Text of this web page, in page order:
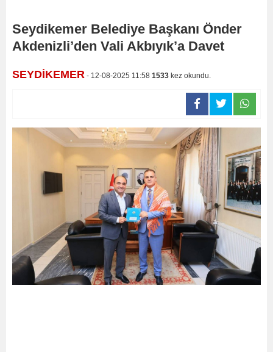
Seydikemer Belediye Başkanı Önder
Akdenizli’den Vali Akbıyık’a Davet
SEYDİKEMER - 12-08-2025 11:58 1533 kez okundu.